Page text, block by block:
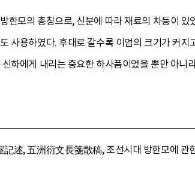
한모의 총칭으로, 신분에 따라 재료의 차등이
사용하였다. 후대로 갈수록 이엄의 크기가 커
하에게 내리는 중요한 하사품이었을 뿐만 아니
述, 五洲衍文長箋散稿, 조선시대 방한모에 관